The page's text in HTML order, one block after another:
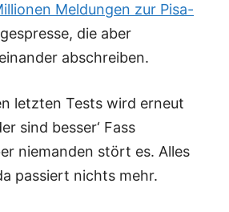
Meldungen zur Pisa-
die aber
abschreiben.
letzten Tests wird erneut
sind besser‘ Fass
niemanden stört es. Alles
passiert nichts mehr.